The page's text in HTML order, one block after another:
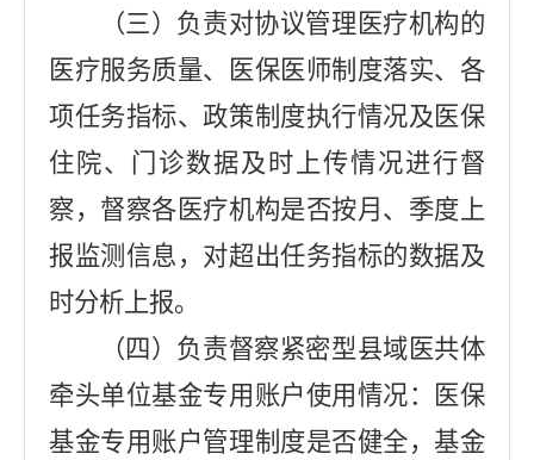
（三）负责对协议管理医疗机构的
医疗服务质量、医保医师制度落实、各
项任务指标、政策制度执行情况及医保
住院、门诊数据及时上传情况进行督
察，督察各医疗机构是否按月、季度上
报监测信息，对超出任务指标的数据及
时分析上报。
（四）负责督察紧密型县域医共体
牵头单位基金专用账户使用情况：医保
基金专用账户管理制度是否健全，基金